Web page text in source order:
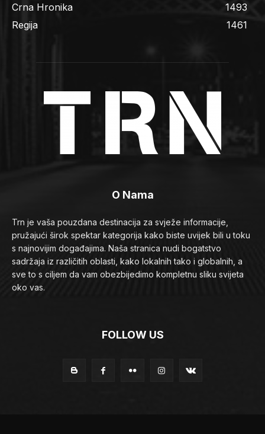
Crna Hronika
1493
Regija
1461
O Nama
Trn je vaša pouzdana destinacija za svježe informacije,
pružajući širok spektar kategorija kako biste uvijek bili u toku
s najnovijim događajima. Naša stranica nudi bogatstvo
sadržaja iz različitih oblasti, kako lokalnih tako i globalnih, a
sve to s ciljem da vam obezbijedimo kompletnu sliku svijeta
oko vas.
FOLLOW US